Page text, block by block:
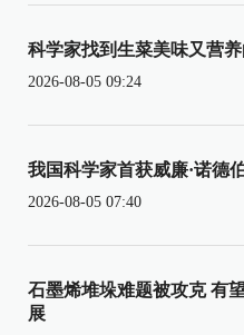
科学家找到生菜美味又营
2026-08-05 09:24
我国科学家首获威廉·诺德
2026-08-05 07:40
石墨烯堆垛难题被攻克 有
展